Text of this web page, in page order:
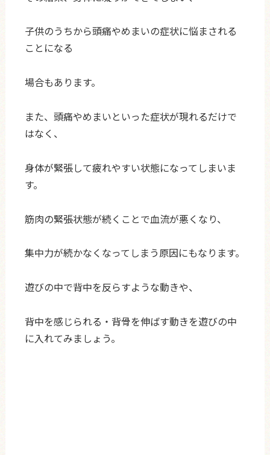
子供のうちから頭痛やめまいの症状に悩まされる
ことになる
場合もあります。
また、頭痛やめまいといった症状が現れるだけで
はなく、
身体が緊張して疲れやすい状態になってしまいま
す。
筋肉の緊張状態が続くことで血流が悪くなり、
集中力が続かなくなってしまう原因にもなります。
遊びの中で背中を反らすような動きや、
背中を感じられる・背骨を伸ばす動きを遊びの中
に入れてみましょう。